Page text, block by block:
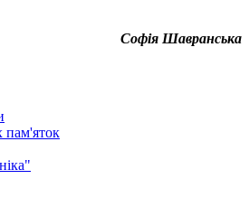
Софія Шавранська
пам'яток